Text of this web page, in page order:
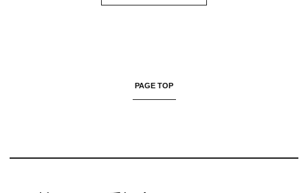
PAGE TOP